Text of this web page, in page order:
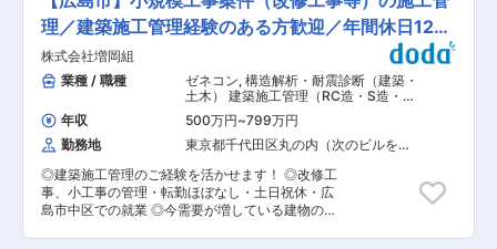
は直帰可。現場への移動は原則公共交通機関を使
用。現場が駅から遠い等状況によってはカーシェ
アリングやレンタカーでの移動も有り。 ☆魅力・
やりがい☆ ・社会貢献性：建物の安全を守る仕事
は、人々の安全・安心な暮らしに直結する、責任
と誇りのある仕事です。 ・専門性の向上：先輩と
のOJTで着実に知識を習得。資格取得支援もあ
り、検査のプロとして成長できます。 ・働きやす
さ：現場への直行直帰が可能。裁量を持ってスケ
ジュールを調整し、効率的に業務を進められま
す。 ■組織構成について 次長、課長、営業事務1
名、検査員7名（60代2名、50代1名、40代1名、
携しながら活躍されています。次長・課長が温厚
たします。 ■業務詳細： （1）空間情報解析及び
システム開発技術 社会インフラ管理や災害対応に
係る空間情報の活用に関連した研究開発 キーワー
ド：GIS・衛星データ等空間情報解析、システム
開発、BIM/CIM 等 （2）技術開発及び技術起点の
ビジネス開発 ・防災及び災害対応に関連した技術
開発及びビジネス創出 キーワード：防災、衛
星、UAV、システム開発 等 ・インフラマネジ
メントに関連した技術開発及びビジネス創出 キ
ーワード：UAV、点検、アセットマネジメント、
インフラマネジメント 等 （3）知的財産コー
ディネーター 構想段階にある技術開発案件から、
新たな知的財産獲得に向けた戦略を立案 社内の技
術開発に伴走し、特許事務所・弁理士等と連携し
理／建築施工管理経験のある方歓迎／年間休日123
日
株式会社増岡組
業種 / 職種
ゼネコン, 構造解析・耐震診断（建築・
土木） 建築施工管理（RC造・S造・
SRC造）
年収 500万円~799万円
勤務地
東京都千代田区丸の内（次のビルを除
◎建築施工管理のご経験を活かせます！ ◎改修工
事、小工事の管理・転勤ほぼなし・土日祝休・広
島市中区での就業 ◎今需要が増している建物のラ